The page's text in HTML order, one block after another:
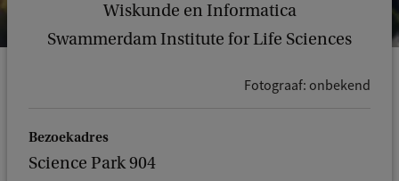
Wiskunde en Informatica
Swammerdam Institute for Life Sciences
Fotograaf: onbekend
Bezoekadres
Science Park 904